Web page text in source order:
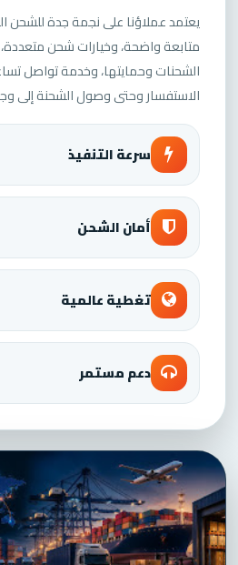
يعتمد عملاؤنا على نجمة جدة للشحن
متابعة واضحة، وخيارات شحن
الشحنات وحمايتها، وخدمة تواصل
الاستفسار وحتى وصول الشحنة إلى
سرعة التنفيذ
أمان الشحن
تغطية عالمية
دعم مستمر